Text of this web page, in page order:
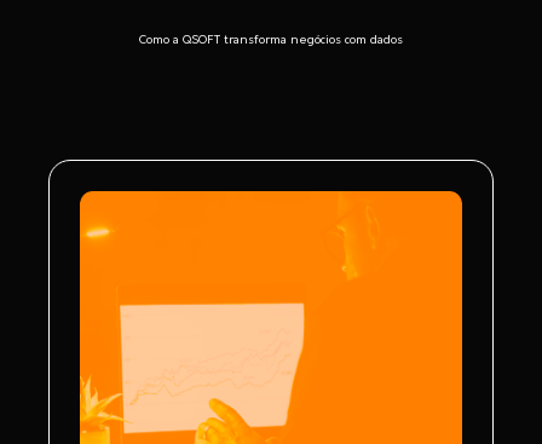
Como a QSOFT transforma negócios com dados